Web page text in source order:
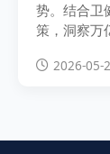
势。结合卫
策，洞察万
构逻辑，
疗与全链条
2026-05-